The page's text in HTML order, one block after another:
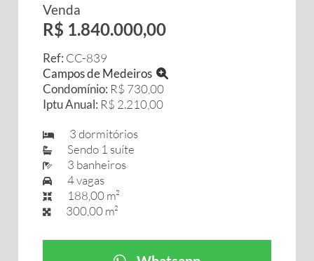
Venda
R$ 1.840.000,00
Ref: CC-839
Campos de Medeiros
Condomínio: R$ 730,00
Iptu Anual: R$ 2.210,00
3 dormitórios
Sendo 1 suíte
3 banheiros
4 vagas
188,00 m²
300,00 m²